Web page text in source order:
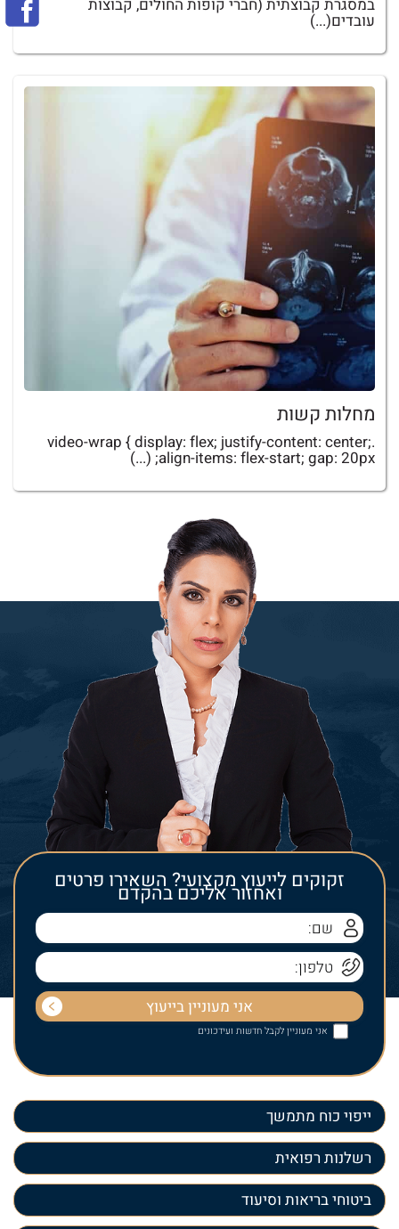
זקוקים לייעוץ מקצועי? השאירו פרטים
ואחזור אליכם בהקדם
אני מעוניין לקבל חדשות ועידכונים
ייפוי כוח מתמשך
רשלנות רפואית
ביטוחי בריאות וסיעוד
במסגרת קבוצתית (חברי קופות החולים, קבוצות
עובדים(...)
מחלות קשות
.video-wrap { display: flex; justify-content: center;
align-items: flex-start; gap: 20px; (...)